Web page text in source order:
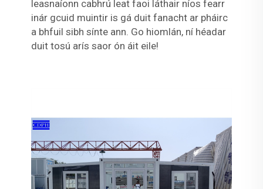
leasnaíonn cabhrú leat faoi láthair níos fearr
inár gcuid muintir is gá duit fanacht ar pháirc
a bhfuil sibh sínte ann. Go hiomlán, ní héadar
duit tosú arís saor ón áit eile!